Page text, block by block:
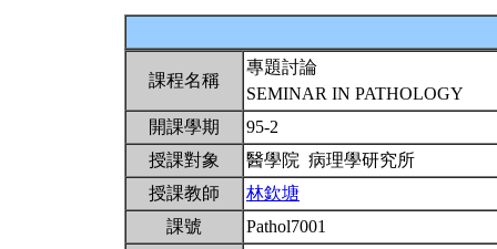
課程名稱
專題討論
SEMINAR IN PATHOLOGY
開課學期
95-2
授課對象
醫學院 病理學研究所
授課教師
林欽塘
課號
Pathol7001